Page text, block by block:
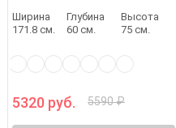
Ширина
171.8 см.
Глубина
60 см.
Высота
75 см.
5320 руб. 5590 ₽